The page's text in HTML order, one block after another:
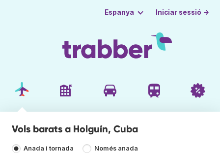
Espanya Iniciar sessió →
Vols barats a Holguín, Cuba
Anada i tornada
Només anada